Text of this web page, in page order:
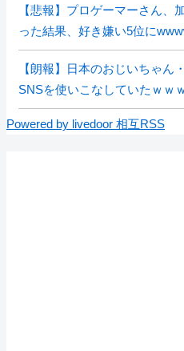
【悲報】プロゲーマーさん、
った結果、好き嫌い5位に
【朗報】日本のおじいちゃん
SNSを使いこなしていたｗｗ
Powered by livedoor 相互RSS